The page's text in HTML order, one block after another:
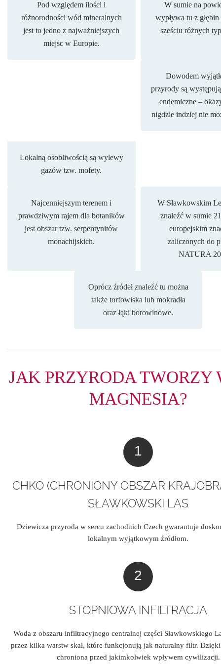
Pod względem ilości i
różnorodności wód mineralnych
jest to jedno z najważniejszych
miejsc w Europie.
W sumie na
wypływa tu z głębin
sześciu różnych
Lokalną osobliwością są wylewy
gazów tzw. mofety.
Dowodem
przyrody są
endemiczne –
nigdzie indziej nie
Najcenniejszym terenem i
prawdziwym rajem dla botaników
jest obszar tzw. serpentynitów
monachijskich.
W Sławkowskim
znaleźć w sumie
europejskim
zaliczonych do
NATURA
Oprócz źródeł znaleźć tu można
także torfowiska lub mokradła
oraz łąki borowinowe.
JAK PRZYRODA TWORZY
MAGNESIA?
CHKO (CHRONIONY OBSZAR
SŁAWKOWSKI LAS
Dziewicza przyroda w sercu zachodnich Czech gwarantuje
lokalnym wyjątkowym źródłom.
STOPNIOWA INFILTRACJA
Woda z obszaru infiltracyjnego centralnej części Sławkowskiego
przez kilka warstw skał, które funkcjonują jak naturalny filtr.
chroniona przed jakimkolwiek wpływem cywilizacji.